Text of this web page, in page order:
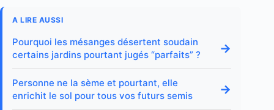
A LIRE AUSSI
Pourquoi les mésanges désertent soudain
certains jardins pourtant jugés “parfaits” ?
→
Personne ne la sème et pourtant, elle
enrichit le sol pour tous vos futurs semis
→